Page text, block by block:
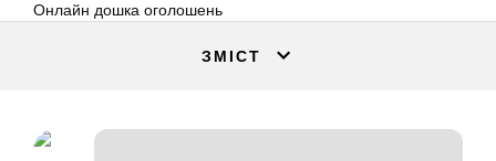
Онлайн дошка оголошень
ЗМІСТ